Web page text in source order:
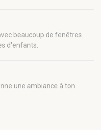
beaucoup de fenêtres.
d'enfants.
une ambiance à ton